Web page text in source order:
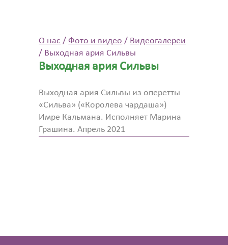
О нас /Фото и видео / Видеогалереи
/ Выходная ария Сильвы
Выходная ария Сильвы
Выходная ария Сильвы из оперетты
«Сильва» («Королева чардаша»)
Имре Кальмана. Исполняет Марина
Грашина. Апрель 2021